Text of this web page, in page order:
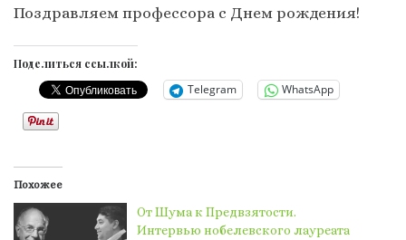
Поздравляем профессора с Днем рождения!
Поделиться ссылкой:
Telegram WhatsApp
Похожее
От Шума к Предвзятости.
Интервью нобелевского лауреата